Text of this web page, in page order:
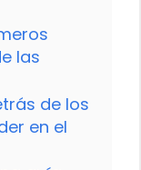
las
de los
en el